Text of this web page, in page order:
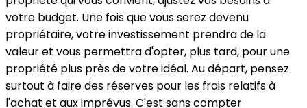
votre budget. Une fois que vous serez devenu
propriétaire, votre investissement prendra de la
valeur et vous permettra d'opter, plus tard, pour une
propriété plus près de votre idéal. Au départ, pensez
surtout à faire des réserves pour les frais relatifs à
l'achat et aux imprévus. C'est sans compter